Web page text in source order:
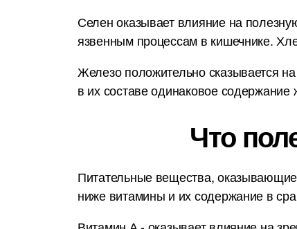
Селен оказывает влияние на
язвенным процессам в кишечнике.
Железо положительно сказывается
в их составе одинаковое содержание
Что
Питательные вещества,
ниже витамины и их содержание в